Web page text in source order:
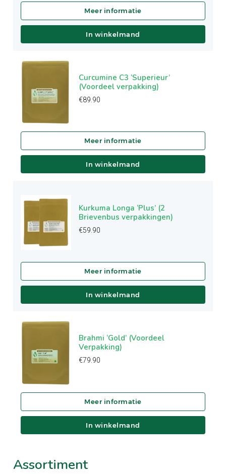
Assortiment
In winkelmand
Curcumine C3 ‘Superieur’
(Voordeel verpakking)
€89.90
In winkelmand
Kurkuma Longa ‘Plus’ (2
Brievenbus verpakkingen)
€59.90
In winkelmand
Brahmi ‘Gold’ (Voordeel
Verpakking)
€79.90
In winkelmand